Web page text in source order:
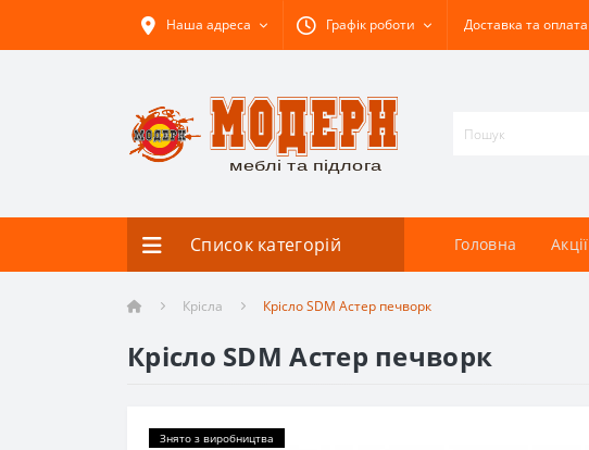
Наша адреса Графік роботи Доставка та оплата
Список категорій Головна Акції
Крісла Крісло SDM Астер печворк
Крісло SDM Астер печворк
Знято з виробництва